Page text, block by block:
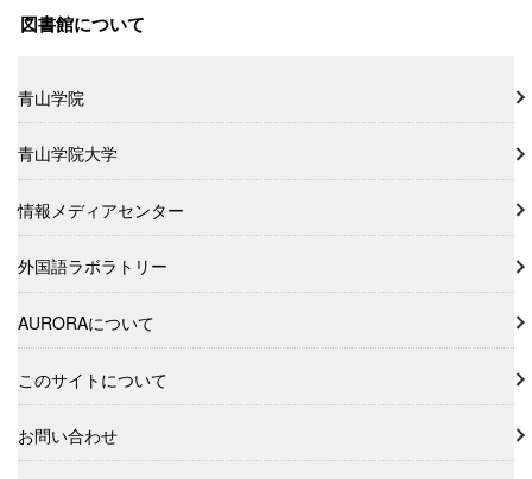
図書館について
青山学院
青山学院大学
情報メディアセンター
外国語ラボラトリー
AURORAについて
このサイトについて
お問い合わせ